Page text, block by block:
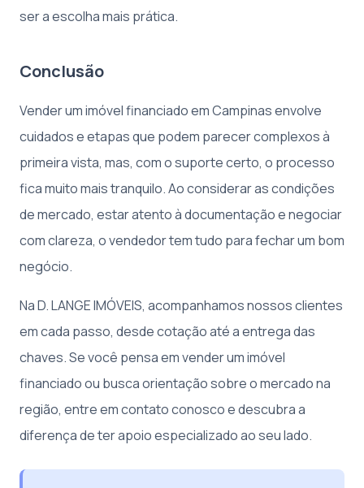
ser a escolha mais prática.
Conclusão
Vender um imóvel financiado em Campinas envolve
cuidados e etapas que podem parecer complexos à
primeira vista, mas, com o suporte certo, o processo
fica muito mais tranquilo. Ao considerar as condições
de mercado, estar atento à documentação e negociar
com clareza, o vendedor tem tudo para fechar um bom
negócio.
Na D. LANGE IMÓVEIS, acompanhamos nossos clientes
em cada passo, desde cotação até a entrega das
chaves. Se você pensa em vender um imóvel
financiado ou busca orientação sobre o mercado na
região, entre em contato conosco e descubra a
diferença de ter apoio especializado ao seu lado.